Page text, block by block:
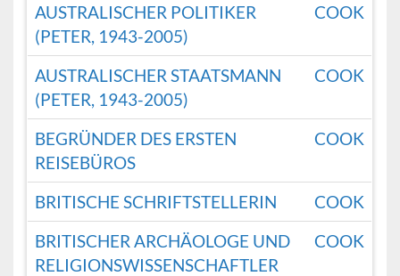
AUSTRALISCHER POLITIKER
(PETER, 1943-2005)
COOK
AUSTRALISCHER STAATSMANN
(PETER, 1943-2005)
COOK
BEGRÜNDER DES ERSTEN
REISEBÜROS
COOK
BRITISCHE SCHRIFTSTELLERIN
COOK
BRITISCHER ARCHÄOLOGE UND
RELIGIONSWISSENSCHAFTLER
COOK